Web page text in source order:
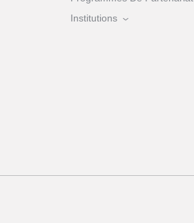
Institutions